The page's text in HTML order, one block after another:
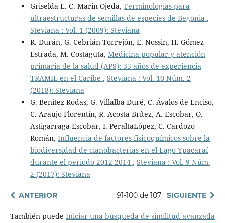
Griselda E. C. Marin Ojeda, Terminologias para
ultraestructuras de semillas de especies de Begonia ,
Steviana : Vol. 1 (2009): Steviana
R. Durán, G. Cebrián-Torrejón, E. Nossin, H. Gómez-
Estrada, M. Costaguta, Medicina popular y atención
primaria de la salud (APS): 35 años de experiencia
TRAMIL en el Caribe , Steviana : Vol. 10 Núm. 2
(2018): Steviana
G. Benítez Rodas, G. Villalba Duré, C. Ávalos de Enciso,
C. Araujo Florentín, R. Acosta Brítez, A. Escobar, O.
Astigarraga Escobar, I. PeraltaLópez, C. Cardozo
Román, Influencia de factores fisicoquímicos sobre la
biodiversidad de cianobacterias en el Lago Ypacaraí
durante el periodo 2012-2014 , Steviana : Vol. 9 Núm.
2 (2017): Steviana
ANTERIOR 91-100 de 107 SIGUIENTE
También puede Iniciar una búsqueda de similitud avanzada